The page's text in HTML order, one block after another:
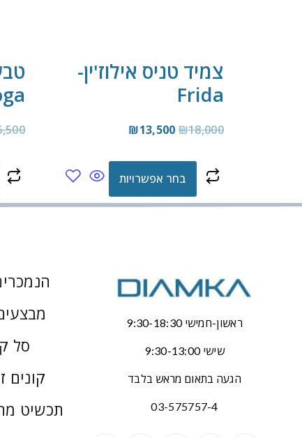
צמיד טניס אילוז'ין-
Frida
₪18,000
₪13,500
בחר אפשרויות
ראשון-חמישי 9:30-18:30
שישי 9:30-13:00
הגעה בתאום מראש בלבד
03-575757-4
סל
קונים
תכשיט